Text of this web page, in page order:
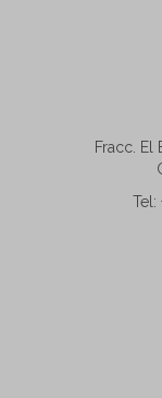
Fracc. El
Tel: